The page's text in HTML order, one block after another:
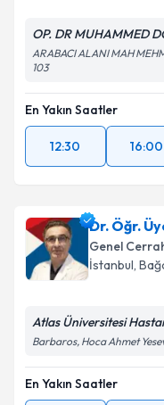
OP. DR MUHAMMED
ARABACI ALANI MAH
103
En Yakın Saatler
12:30 16:00
Dr. Öğr.
Genel
İstanbul,
Atlas Üniversitesi
Barbaros, Hoca Ahmet
En Yakın Saatler